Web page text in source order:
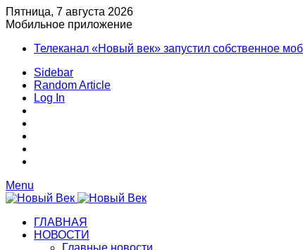
Пятница, 7 августа 2026
Мобильное приложение
Телеканал «Новый век» запустил собственное
Sidebar
Random Article
Log In
Menu
ГЛАВНАЯ
НОВОСТИ
Главные новости